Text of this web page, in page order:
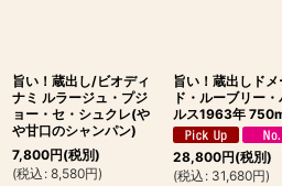
旨い！蔵出し/ビオディ
ナミ ルラージュ・プジ
ョー・セ・シュクレ(や
や甘口のシャンパン)
7,800円(税別)
(税込 : 8,580円)
旨い！蔵出しドメ
ド・ルーブリー・
ルス1963年
28,800円(税別)
(税込 : 31,680円)